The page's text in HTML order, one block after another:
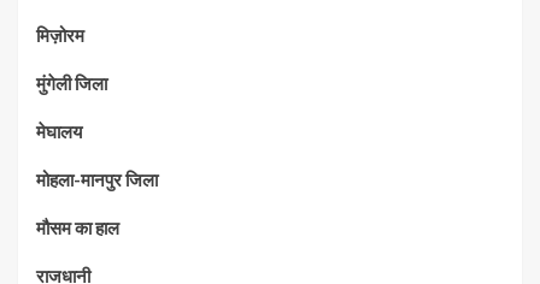
मिज़ोरम
मुंगेली जिला
मेघालय
मोहला-मानपुर जिला
मौसम का हाल
राजधानी